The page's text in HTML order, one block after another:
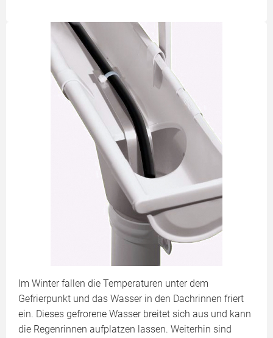
Im Winter fallen die Temperaturen unter dem
Gefrierpunkt und das Wasser in den Dachrinnen friert
ein. Dieses gefrorene Wasser breitet sich aus und kann
die Regenrinnen aufplatzen lassen. Weiterhin sind